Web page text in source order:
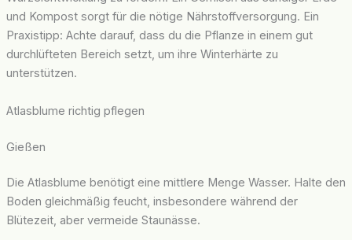
und Kompost sorgt für die nötige Nährstoffversorgung. Ein
Praxistipp: Achte darauf, dass du die Pflanze in einem gut
durchlüfteten Bereich setzt, um ihre Winterhärte zu
unterstützen.
Atlasblume richtig pflegen
Gießen
Die Atlasblume benötigt eine mittlere Menge Wasser. Halte den
Boden gleichmäßig feucht, insbesondere während der
Blütezeit, aber vermeide Staunässe.